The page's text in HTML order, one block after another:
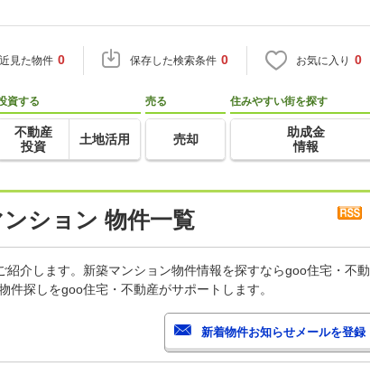
見た物件 0 保存した検索条件 0 お気に入り 0
資する
不動産
投資
土地活用
売る
売却
住みやすい街を探す
助成金
情報
ション 物件一覧
介します。新築マンション物件情報を探すならgoo住宅・不動
探しをgoo住宅・不動産がサポートします。